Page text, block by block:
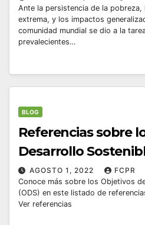
Ante la persistencia de la pobreza,
extrema, y los impactos
comunidad mundial se dio a la
prevalecientes…
BLOG
Referencias sobre
Desarrollo
AGOSTO 1, 2022
FCPR
Conoce más sobre los Objetivos
(ODS) en este listado de
Ver referencias